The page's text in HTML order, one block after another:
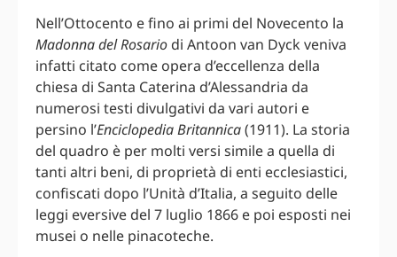
Nell’Ottocento e fino ai primi del Novecento la
Madonna del Rosario di Antoon van Dyck veniva
infatti citato come opera d’eccellenza della
chiesa di Santa Caterina d’Alessandria da
numerosi testi divulgativi da vari autori e
persino l’Enciclopedia Britannica(1911). La storia
del quadro è per molti versi simile a quella di
tanti altri beni, di proprietà di enti ecclesiastici,
confiscati dopo l’Unità d’Italia, a seguito delle
leggi eversive del 7 luglio 1866 e poi esposti nei
musei o nelle pinacoteche.